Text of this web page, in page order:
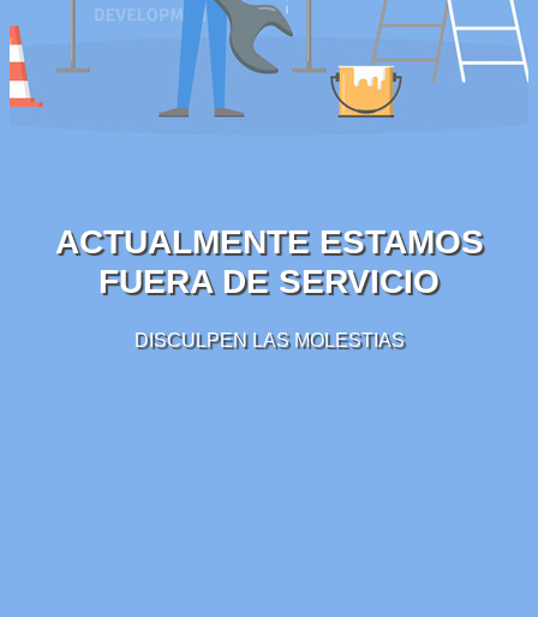
ACTUALMENTE ESTAMOS
FUERA DE SERVICIO
DISCULPEN LAS MOLESTIAS